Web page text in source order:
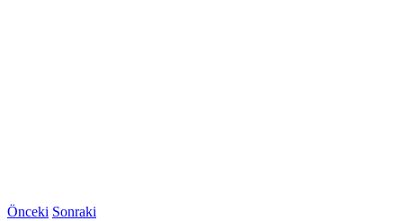
Önceki Sonraki